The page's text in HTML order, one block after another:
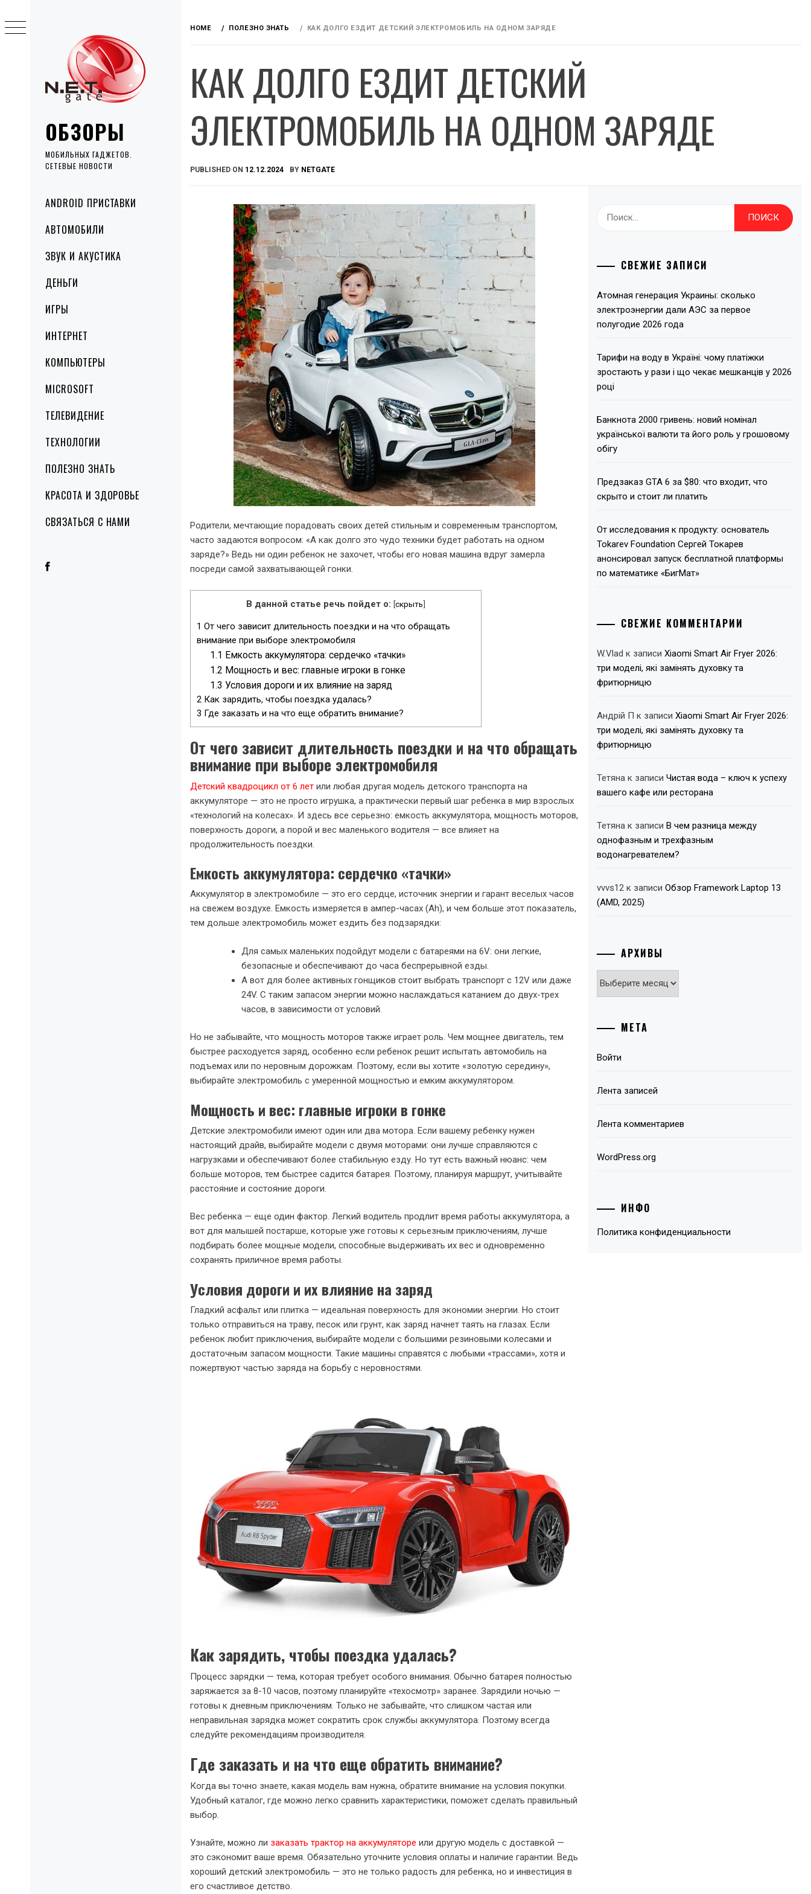
ОБЗОРЫ
МОБИЛЬНЫХ ГАДЖЕТОВ.
СЕТЕВЫЕ НОВОСТИ
Primary
Menu
ANDROID ПРИСТАВКИ
АВТОМОБИЛИ
ЗВУК И АКУСТИКА
ДЕНЬГИ
ИГРЫ
ИНТЕРНЕТ
КОМПЬЮТЕРЫ
MICROSOFT
ТЕЛЕВИДЕНИЕ
ТЕХНОЛОГИИ
ПОЛЕЗНО ЗНАТЬ
КРАСОТА И ЗДОРОВЬЕ
СВЯЗАТЬСЯ С НАМИ
to
content
HOME ПОЛЕЗНО ЗНАТЬ КАК ДОЛГО ЕЗДИТ ДЕТСКИЙ ЭЛЕКТРОМОБИЛЬ НА ОДНОМ ЗАРЯДЕ
КАК ДОЛГО ЕЗДИТ ДЕТСКИЙ
ЭЛЕКТРОМОБИЛЬ НА ОДНОМ ЗАРЯДЕ
PUBLISHED ON 12.12.2024 BY NETGATE
Родители, мечтающие порадовать своих детей стильным и современным транспортом,
часто задаются вопросом: «А как долго это чудо техники будет работать на одном
заряде?» Ведь ни один ребенок не захочет, чтобы его новая машина вдруг замерла
посреди самой захватывающей гонки.
В данной статье речь пойдет о: [скрыть]
1 От чего зависит длительность поездки и на что обращать
внимание при выборе электромобиля
1.1 Емкость аккумулятора: сердечко «тачки»
1.2 Мощность и вес: главные игроки в гонке
1.3 Условия дороги и их влияние на заряд
2 Как зарядить, чтобы поездка удалась?
3 Где заказать и на что еще обратить внимание?
От чего зависит длительность поездки и на что обращать
внимание при выборе электромобиля
Детский квадроцикл от 6 лет или любая другая модель детского транспорта на
аккумуляторе — это не просто игрушка, а практически первый шаг ребенка в мир взрослых
«технологий на колесах». И здесь все серьезно: емкость аккумулятора, мощность моторов,
поверхность дороги, а порой и вес маленького водителя — все влияет на
продолжительность поездки.
Емкость аккумулятора: сердечко «тачки»
Аккумулятор в электромобиле — это его сердце, источник энергии и гарант веселых часов
на свежем воздухе. Емкость измеряется в ампер-часах (Ah), и чем больше этот показатель,
тем дольше электромобиль может ездить без подзарядки:
Для самых маленьких подойдут модели с батареями на 6V: они легкие,
безопасные и обеспечивают до часа беспрерывной езды.
А вот для более активных гонщиков стоит выбрать транспорт с 12V или даже
24V. С таким запасом энергии можно наслаждаться катанием до двух-трех
часов, в зависимости от условий.
Но не забывайте, что мощность моторов также играет роль. Чем мощнее двигатель, тем
быстрее расходуется заряд, особенно если ребенок решит испытать автомобиль на
подъемах или по неровным дорожкам. Поэтому, если вы хотите «золотую середину»,
выбирайте электромобиль с умеренной мощностью и емким аккумулятором.
Мощность и вес: главные игроки в гонке
Детские электромобили имеют один или два мотора. Если вашему ребенку нужен
настоящий драйв, выбирайте модели с двумя моторами: они лучше справляются с
нагрузками и обеспечивают более стабильную езду. Но тут есть важный нюанс: чем
больше моторов, тем быстрее садится батарея. Поэтому, планируя маршрут, учитывайте
расстояние и состояние дороги.
Вес ребенка — еще один фактор. Легкий водитель продлит время работы аккумулятора, а
вот для малышей постарше, которые уже готовы к серьезным приключениям, лучше
подбирать более мощные модели, способные выдерживать их вес и одновременно
сохранять приличное время работы.
Условия дороги и их влияние на заряд
Гладкий асфальт или плитка — идеальная поверхность для экономии энергии. Но стоит
только отправиться на траву, песок или грунт, как заряд начнет таять на глазах. Если
ребенок любит приключения, выбирайте модели с большими резиновыми колесами и
достаточным запасом мощности. Такие машины справятся с любыми «трассами», хотя и
пожертвуют частью заряда на борьбу с неровностями.
Как зарядить, чтобы поездка удалась?
Процесс зарядки — тема, которая требует особого внимания. Обычно батарея полностью
заряжается за 8-10 часов, поэтому планируйте «техосмотр» заранее. Зарядили ночью —
готовы к дневным приключениям. Только не забывайте, что слишком частая или
неправильная зарядка может сократить срок службы аккумулятора. Поэтому всегда
следуйте рекомендациям производителя.
Где заказать и на что еще обратить внимание?
Когда вы точно знаете, какая модель вам нужна, обратите внимание на условия покупки.
Удобный каталог, где можно легко сравнить характеристики, поможет сделать правильный
выбор.
Узнайте, можно ли заказать трактор на аккумуляторе или другую модель с доставкой —
это сэкономит ваше время. Обязательно уточните условия оплаты и наличие гарантии. Ведь
хороший детский электромобиль — это не только радость для ребенка, но и инвестиция в
его счастливое детство.
Найти:
СВЕЖИЕ ЗАПИСИ
Атомная генерация Украины: сколько
электроэнергии дали АЭС за первое
полугодие 2026 года
Тарифи на воду в Україні: чому платіжки
зростають у рази і що чекає мешканців у 2026
році
Банкнота 2000 гривень: новий номінал
української валюти та його роль у грошовому
обігу
Предзаказ GTA 6 за $80: что входит, что
скрыто и стоит ли платить
От исследования к продукту: основатель
Tokarev Foundation Сергей Токарев
анонсировал запуск бесплатной платформы
по математике «БигМат»
СВЕЖИЕ КОММЕНТАРИИ
W.Vlad к записиXiaomi Smart Air Fryer 2026:
три моделі, які замінять духовку та
фритюрницю
Андрій П к записиXiaomi Smart Air Fryer 2026:
три моделі, які замінять духовку та
фритюрницю
Тетяна к записиЧистая вода – ключ к успеху
вашего кафе или ресторана
Тетяна к записиВ чем разница между
однофазным и трехфазным
водонагревателем?
vvvs12 к записиОбзор Framework Laptop 13
(AMD, 2025)
АРХИВЫ
Архивы
МЕТА
Войти
Лента записей
Лента комментариев
WordPress.org
ИНФО
Политика конфиденциальности